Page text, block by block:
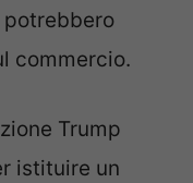
potrebbero
commercio.
Trump
istituire un